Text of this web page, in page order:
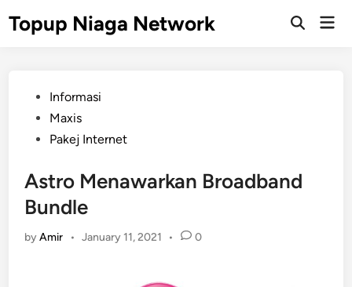
Topup Niaga Network
Open
PostedInformasi
Maxis
Pakej Internet
Astro Menawarkan Broadband
Bundle
byAmir • January 11, 2021 • 0